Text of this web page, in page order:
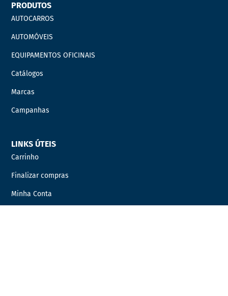
PRODUTOS
AUTOCARROS
AUTOMÓVEIS
EQUIPAMENTOS OFICINAIS
Catálogos
Marcas
Campanhas
LINKS ÚTEIS
Carrinho
Finalizar compras
Minha Conta